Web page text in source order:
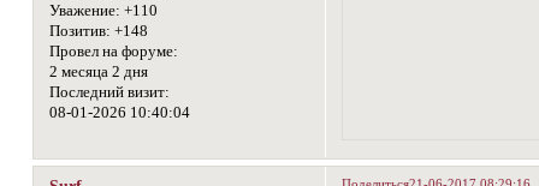
Уважение: +110
Позитив: +148
Провел на форуме:
2 месяца 2 дня
Последний визит:
08-01-2026 10:40:04
Поделиться21-06-2017 08:29:16